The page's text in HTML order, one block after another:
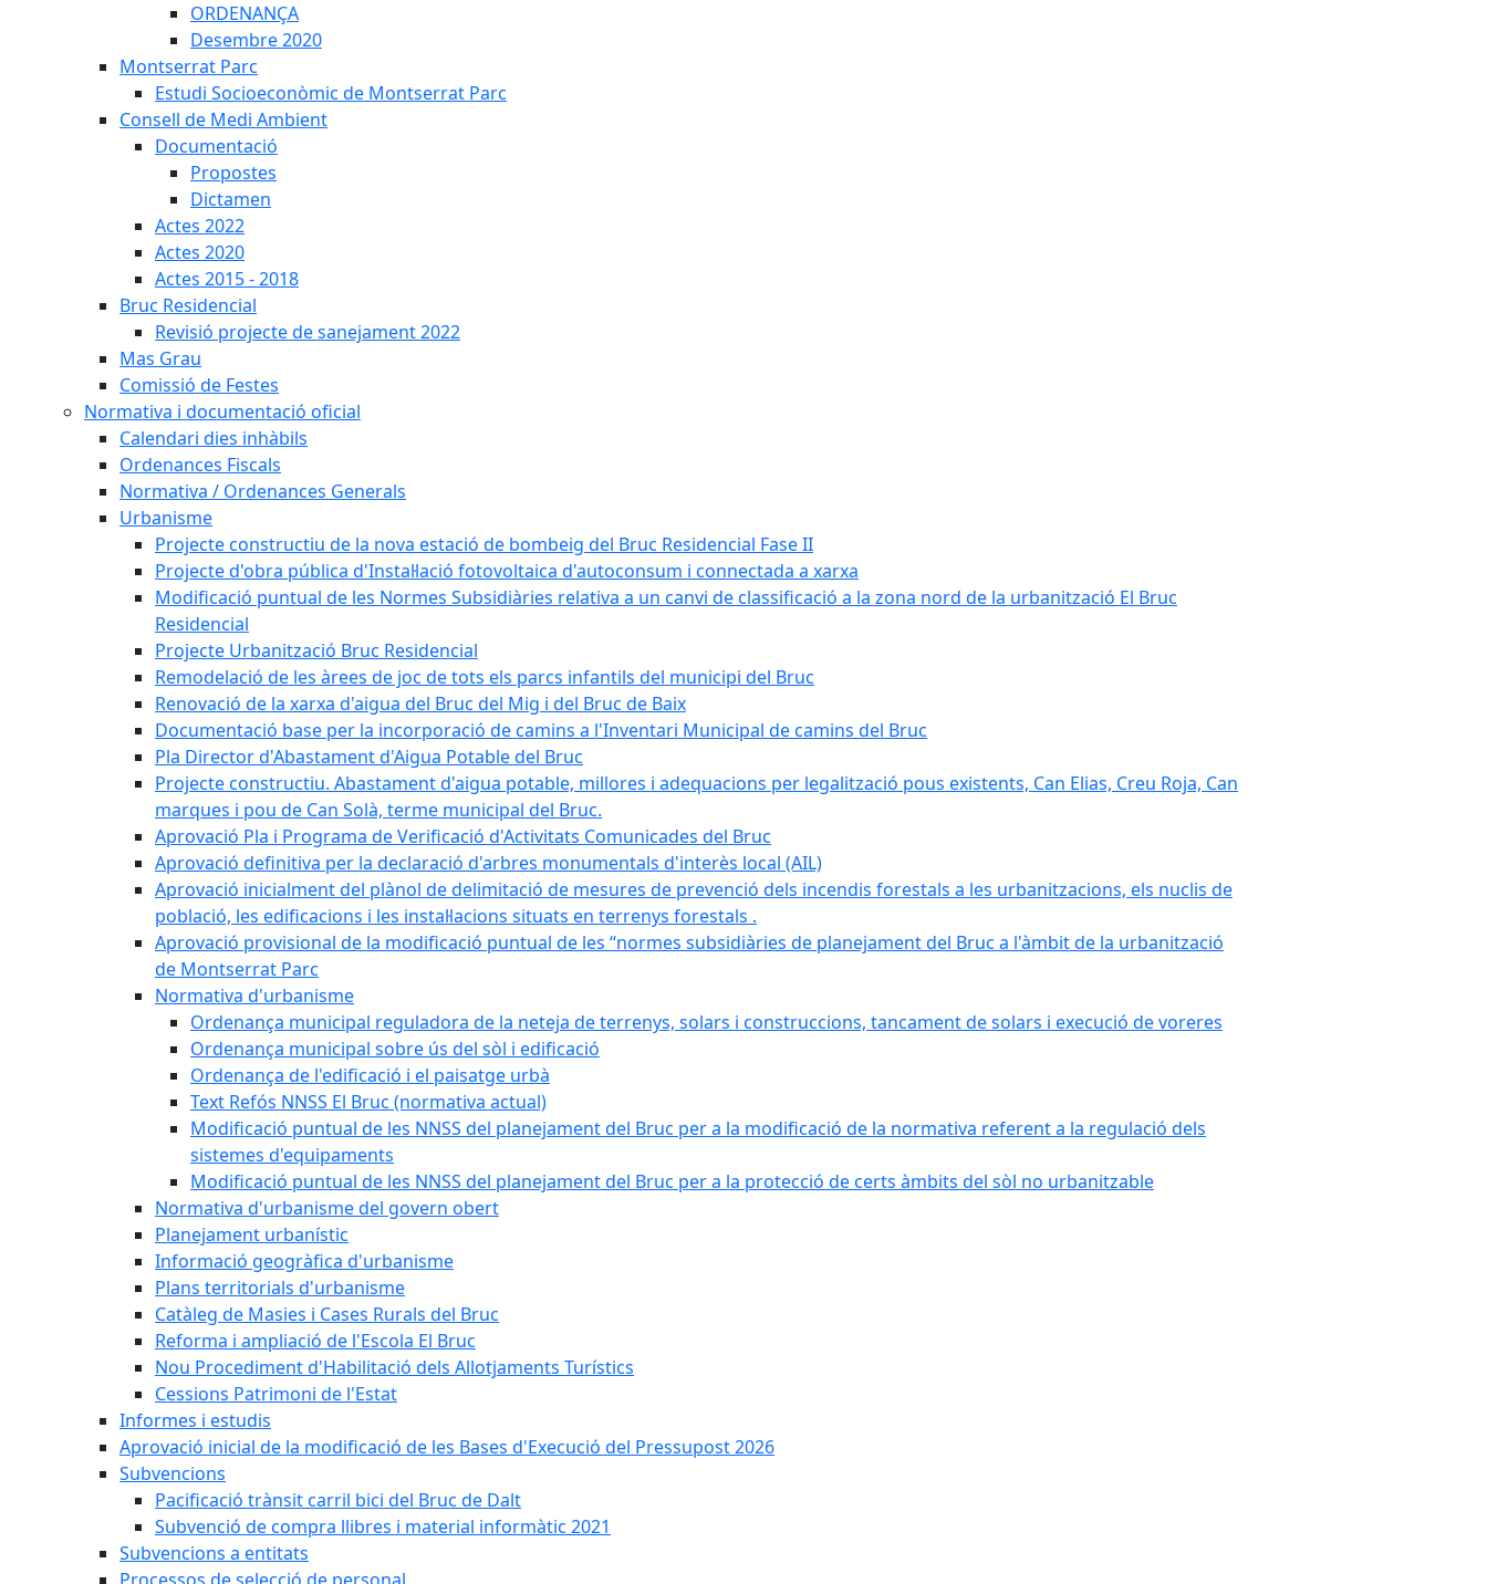
ORDENANÇA
Desembre 2020
Montserrat Parc
Estudi Socioeconòmic de Montserrat Parc
Consell de Medi Ambient
Documentació
Propostes
Dictamen
Actes 2022
Actes 2020
Actes 2015 - 2018
Bruc Residencial
Revisió projecte de sanejament 2022
Mas Grau
Comissió de Festes
Normativa i documentació oficial
Calendari dies inhàbils
Ordenances Fiscals
Normativa / Ordenances Generals
Urbanisme
Projecte constructiu de la nova estació de bombeig del Bruc Residencial Fase II
Projecte d'obra pública d'Instal·lació fotovoltaica d'autoconsum i connectada a xarxa
Modificació puntual de les Normes Subsidiàries relativa a un canvi de classificació a la zona nord de la urbanització El Bruc
Residencial
Projecte Urbanització Bruc Residencial
Remodelació de les àrees de joc de tots els parcs infantils del municipi del Bruc
Renovació de la xarxa d'aigua del Bruc del Mig i del Bruc de Baix
Documentació base per la incorporació de camins a l'Inventari Municipal de camins del Bruc
Pla Director d'Abastament d'Aigua Potable del Bruc
Projecte constructiu. Abastament d'aigua potable, millores i adequacions per legalització pous existents, Can Elias, Creu Roja, Can
marques i pou de Can Solà, terme municipal del Bruc.
Aprovació Pla i Programa de Verificació d'Activitats Comunicades del Bruc
Aprovació definitiva per la declaració d'arbres monumentals d'interès local (AIL)
Aprovació inicialment del plànol de delimitació de mesures de prevenció dels incendis forestals a les urbanitzacions, els nuclis de
població, les edificacions i les instal·lacions situats en terrenys forestals .
Aprovació provisional de la modificació puntual de les “normes subsidiàries de planejament del Bruc a l'àmbit de la urbanització
de Montserrat Parc
Normativa d'urbanisme
Ordenança municipal reguladora de la neteja de terrenys, solars i construccions, tancament de solars i execució de voreres
Ordenança municipal sobre ús del sòl i edificació
Ordenança de l'edificació i el paisatge urbà
Text Refós NNSS El Bruc (normativa actual)
Modificació puntual de les NNSS del planejament del Bruc per a la modificació de la normativa referent a la regulació dels
sistemes d'equipaments
Modificació puntual de les NNSS del planejament del Bruc per a la protecció de certs àmbits del sòl no urbanitzable
Normativa d'urbanisme del govern obert
Planejament urbanístic
Informació geogràfica d'urbanisme
Plans territorials d'urbanisme
Catàleg de Masies i Cases Rurals del Bruc
Reforma i ampliació de l'Escola El Bruc
Nou Procediment d'Habilitació dels Allotjaments Turístics
Cessions Patrimoni de l'Estat
Informes i estudis
Aprovació inicial de la modificació de les Bases d'Execució del Pressupost 2026
Subvencions
Pacificació trànsit carril bici del Bruc de Dalt
Subvenció de compra llibres i material informàtic 2021
Subvencions a entitats